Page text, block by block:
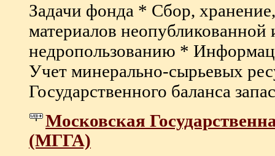
Задачи фонда * Сбор,
материалов
недропользованию *
Учет минерально-сырьевых
Государственного баланса
Московская
(МГГА)